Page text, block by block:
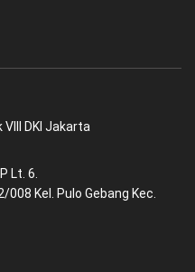
DKI Jakarta
Lt. 6.
008 Kel. Pulo Gebang Kec.